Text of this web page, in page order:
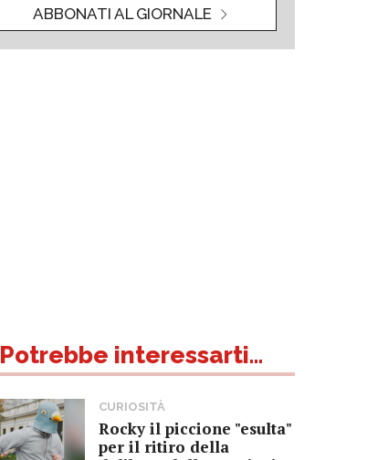
ABBONATI AL GIORNALE
Potrebbe interessarti...
CURIOSITÀ
Rocky il piccione "esulta"
per il ritiro della